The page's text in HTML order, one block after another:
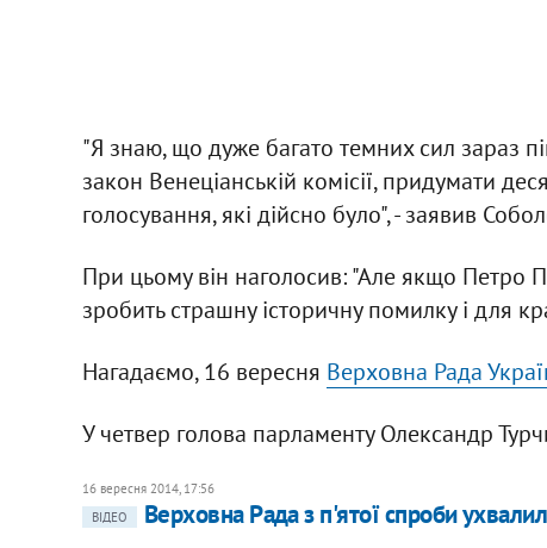
"Я знаю, що дуже багато темних сил зараз
закон Венеціанській комісії, придумати
голосування, які дійсно було", - заявив
При цьому він наголосив: "Але якщо Петро
зробить страшну історичну помилку і для
Нагадаємо, 16 вересня Верховна Рада
У четвер голова парламенту Олександр
16 вересня 2014, 17:56
ВІДЕО
Верховна Рада з п'ятої спроби